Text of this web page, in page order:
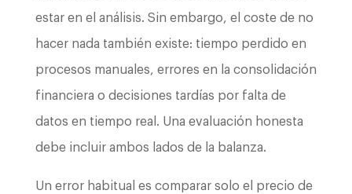
estar en el análisis. Sin embargo, el coste de no
hacer nada también existe: tiempo perdido en
procesos manuales, errores en la consolidación
financiera o decisiones tardías por falta de
datos en tiempo real. Una evaluación honesta
debe incluir ambos lados de la balanza.
Un error habitual es comparar solo el precio de